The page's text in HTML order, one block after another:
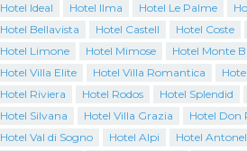
Hotel Ideal
Hotel Ilma Hotel Le Palme
Hotel Bellavista
Hotel Castell Hotel Coste
Hotel Limone
Hotel Mimose Hotel Monte
Hotel Villa Elite
Hotel Villa Romantica
Hotel Riviera
Hotel Rodos Hotel Splendid
Hotel Silvana
Hotel Villa Grazia Hotel Don
Hotel Val di Sogno
Hotel Alpi Hotel